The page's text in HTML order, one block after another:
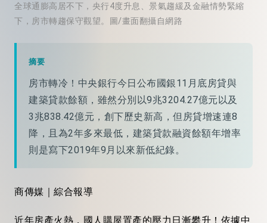
全球通膨高居不下，央行4度升息、景氣趨緩及金融情勢緊縮
下，房市轉趨保守觀望。圖/畫面翻攝自網路
摘要
房市轉冷！中央銀行今日公布國銀11月底房貸與
建築貸款餘額，雖然分別以9兆3204.27億元以及
3兆838.42億元，創下歷史新高，但房貸增速連8
降，且為2年多來最低，建築貸款融資餘額年增率
則是寫下2019年9月以來新低紀錄。
商傳媒｜綜合報導
近年房產火熱，國人購屋置產的壓力日漸攀升！依據中